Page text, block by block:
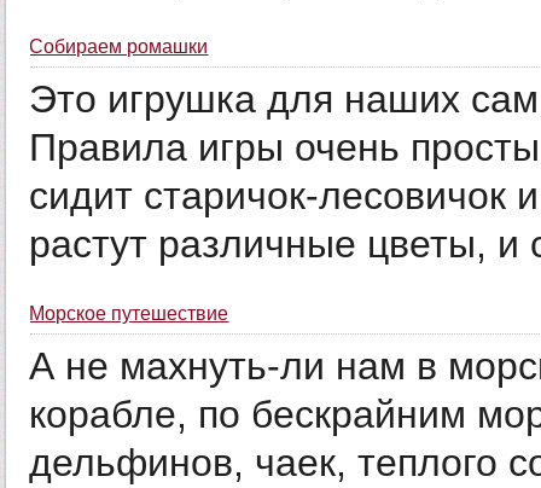
Собираем ромашки
Это игрушка для наших
Правила игры очень
сидит старичок-лесовичок
растут различные цветы, и
Морское путешествие
А не махнуть-ли нам в
корабле, по бескрайним
дельфинов, чаек, теплого